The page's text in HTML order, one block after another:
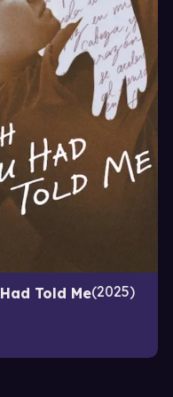
Told Me 2025